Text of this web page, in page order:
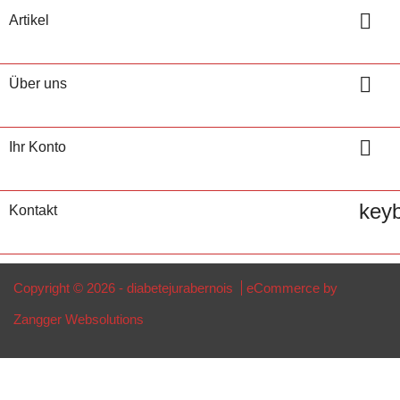
Artikel 
Über uns 
Ihr Konto 
Kontakt
Copyright © 2026 - diabetejurabernois eCommerce by
Zangger Websolutions